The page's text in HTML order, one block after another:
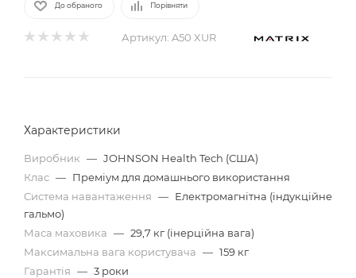
До обраного Порівняти
Артикул: A50 XUR
Характеристики
Виробник — JOHNSON Health Tech (США)
Клас — Преміум для домашнього використання
Система навантаження — Електромагнітна (індукційне
гальмо)
Маса маховика — 29,7 кг (інерційна вага)
Максимальна вага користувача — 159 кг
Гарантія — 3 роки